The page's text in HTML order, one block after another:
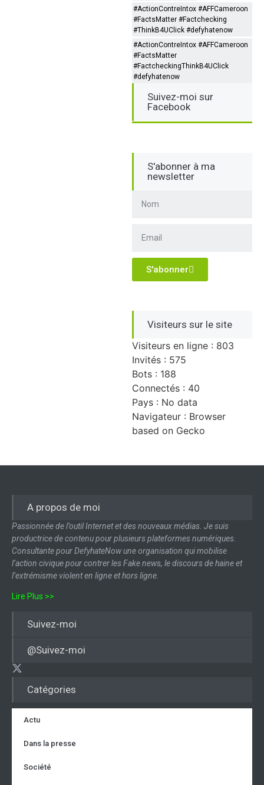
#ActionContreIntox #AFFCameroon
#FactsMatter #Factchecking
#ThinkB4UClick #defyhatenow
#ActionContreIntox #AFFCameroon
#FactsMatter
#FactcheckingThinkB4UClick
#defyhatenow
Suivez-moi sur
Facebook
S'abonner à ma
newsletter
S'abonner
Visiteurs sur le site
Visiteurs en ligne : 803
Invités : 575
Bots : 188
Connectés : 40
Pays : No data
Navigateur : Browser
based on Gecko
Catégories
Actu
Dans la presse
Société
A propos de moi
Passionnée de l’outil Internet et des nouveaux médias. Je suis
productrice de contenu pour plusieurs plateformes numériques.
Consultante pour DefyhateNow une organisation qui mobilise
l’action civique pour contrer les Fake news, le discours de haine et
l’extrémisme violent en ligne et hors ligne.
Lire Plus >>
Suivez-moi
@Suivez-moi